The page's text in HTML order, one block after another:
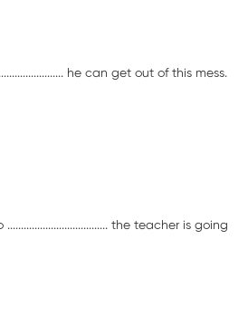
he can get out of this mess.
the teacher is going